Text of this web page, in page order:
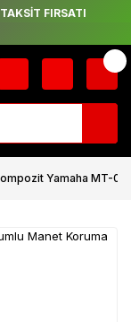
FIRSATI
Yamaha MT-